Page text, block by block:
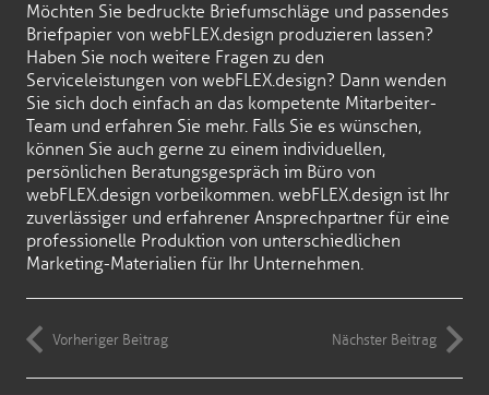
Möchten Sie bedruckte Briefumschläge und passendes
Briefpapier von webFLEX.design produzieren lassen?
Haben Sie noch weitere Fragen zu den
Serviceleistungen von webFLEX.design? Dann wenden
Sie sich doch einfach an das kompetente Mitarbeiter-
Team und erfahren Sie mehr. Falls Sie es wünschen,
können Sie auch gerne zu einem individuellen,
persönlichen Beratungsgespräch im Büro von
webFLEX.design vorbeikommen. webFLEX.design ist Ihr
zuverlässiger und erfahrener Ansprechpartner für eine
professionelle Produktion von unterschiedlichen
Marketing-Materialien für Ihr Unternehmen.
Vorheriger Beitrag Nächster Beitrag